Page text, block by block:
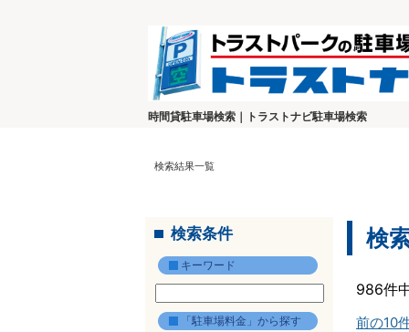
時間貸駐車場検索｜トラストナビ駐車場検索
検索結果一覧
検索条件
キーワード
「駐車場料金」から探す
検
986件
前の10